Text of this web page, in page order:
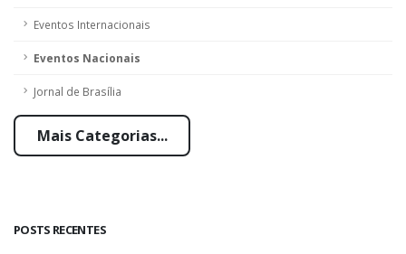
Eventos Internacionais
Eventos Nacionais
Jornal de Brasília
Mais Categorias...
POSTS RECENTES